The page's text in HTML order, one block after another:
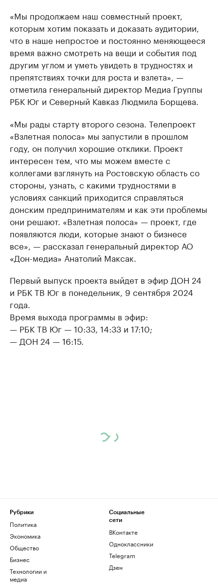
«Мы продолжаем наш совместный проект,
которым хотим показать и доказать аудитории,
что в наше непростое и постоянно меняющееся
время важно смотреть на вещи и события под
другим углом и уметь увидеть в трудностях и
препятствиях точки для роста и взлета», —
отметила генеральный директор Медиа Группы
РБК Юг и Северный Кавказ Людмила Борщева.
«Мы рады старту второго сезона. Телепроект
«Взлетная полоса» мы запустили в прошлом
году, он получил хорошие отклики. Проект
интересен тем, что мы можем вместе с
коллегами взглянуть на Ростовскую область со
стороны, узнать, с какими трудностями в
условиях санкций приходится справляться
донским предпринимателям и как эти проблемы
они решают. «Взлетная полоса» — проект, где
появляются люди, которые знают о бизнесе
все», — рассказал генеральный директор АО
«Дон-медиа» Анатолий Максак.
Первый выпуск проекта выйдет в эфир ДОН 24
и РБК ТВ Юг в понедельник, 9 сентября 2024
года.
Время выхода программы в эфир:
— РБК ТВ Юг — 10:33, 14:33 и 17:10;
— ДОН 24 — 16:15.
Рубрики
Политика
Экономика
Общество
Бизнес
Технологии и
медиа
Социальные
сети
ВКонтакте
Одноклассники
Telegram
Дзен